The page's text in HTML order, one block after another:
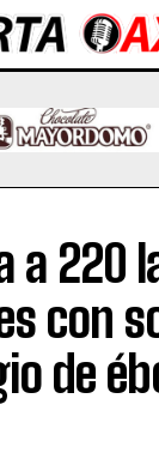
a 220
con
de